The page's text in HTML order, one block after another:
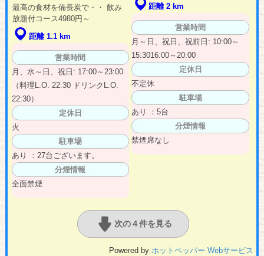
最高の食材を備長炭で・・ 飲み
放題付コース4980円～
距離 1.1 km
営業時間
月、水～日、祝日: 17:00～23:00
（料理L.O. 22:30 ドリンクL.O.
22:30）
定休日
火
駐車場
あり ：27台ございます。
分煙情報
全面禁煙
距離 2 km
営業時間
月～日、祝日、祝前日: 10:00～
15:3016:00～20:00
定休日
不定休
駐車場
あり ：5台
分煙情報
禁煙席なし
次の４件を見る
Powered byホットペッパー Webサービス